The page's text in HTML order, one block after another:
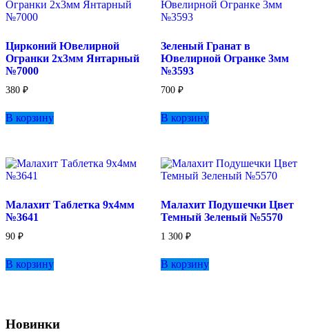
Цирконий Ювелирной
Огранки 2х3мм Янтарный
№7000
380 ₽
В корзину
Зеленый Гранат в
Ювелирной Огранке 3мм
№3593
700 ₽
В корзину
Малахит Таблетка 9х4мм
№3641
90 ₽
В корзину
Малахит Подушечки Цвет
Темный Зеленый №5570
1 300 ₽
В корзину
Новинки